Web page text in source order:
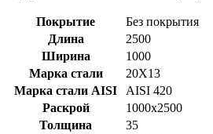
Покрытие
Без покрытия
Длина
2500
Ширина
1000
Марка стали
20Х13
Марка стали AISI
AISI 420
Раскрой
1000x2500
Толщина
35